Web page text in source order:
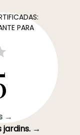
PARA
→
→